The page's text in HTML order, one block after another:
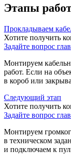
Этапы
Прокладываем
Хотите получить
Задайте вопрос
Монтируем
работ. Если на
в короб или
Следующий этап
Хотите получить
Задайте вопрос
Монтируем
в техническом
и подключаем к